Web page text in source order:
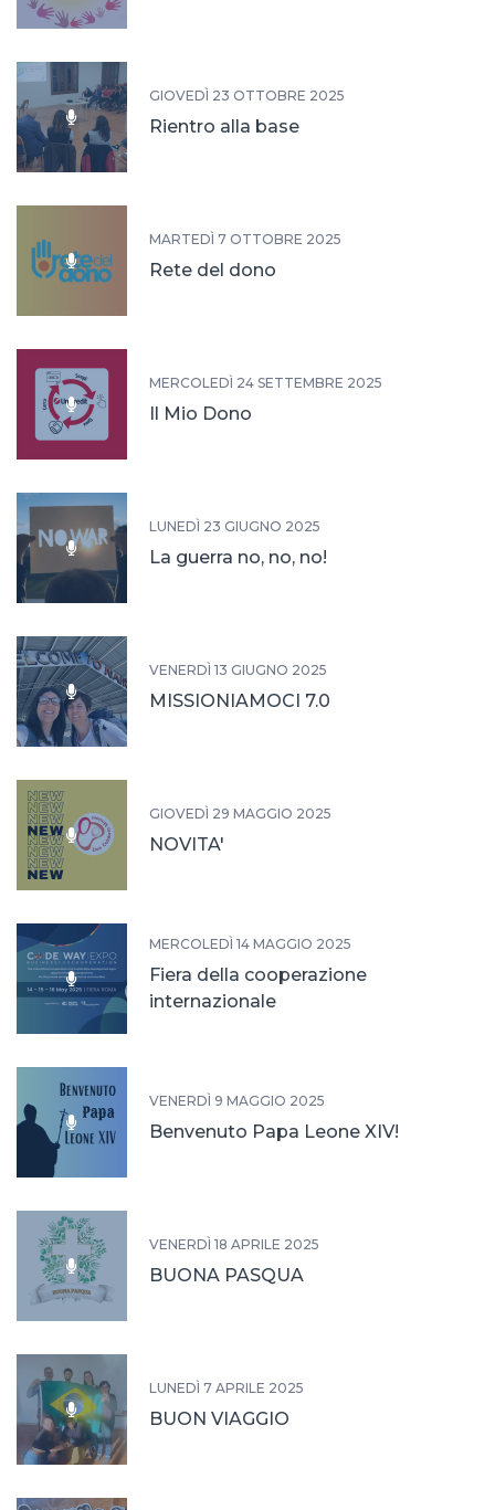
GIOVEDÌ 23 OTTOBRE 2025
Rientro alla base
MARTEDÌ 7 OTTOBRE 2025
Rete del dono
MERCOLEDÌ 24 SETTEMBRE 2025
Il Mio Dono
LUNEDÌ 23 GIUGNO 2025
La guerra no, no, no!
VENERDÌ 13 GIUGNO 2025
MISSIONIAMOCI 7.0
GIOVEDÌ 29 MAGGIO 2025
NOVITA'
MERCOLEDÌ 14 MAGGIO 2025
Fiera della cooperazione
internazionale
VENERDÌ 9 MAGGIO 2025
Benvenuto Papa Leone XIV!
VENERDÌ 18 APRILE 2025
BUONA PASQUA
LUNEDÌ 7 APRILE 2025
BUON VIAGGIO